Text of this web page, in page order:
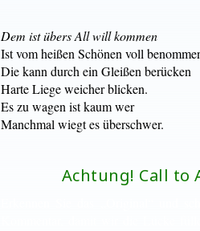
Dem ist übers All will kommen
Ist vom heißen Schönen voll
Die kann durch ein Gleißen berücken
Harte Liege weicher blicken.
Es zu wagen ist kaum wer
Manchmal wiegt es überschwer.
Achtung! Call to